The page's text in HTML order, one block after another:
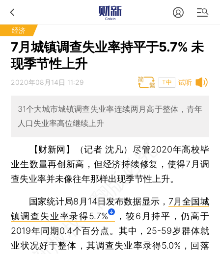
经济
7月城镇调查失业率持平于5.7% 未
现季节性上升
试听
2020年08月14日 11:29 T中
31个大城市城镇调查失业率连续两月高于整体，青年
人口失业率高位继续上升
【财新网】（记者 沈凡） 尽管2020年高校毕
业生数量再创新高，但经济持续修复，使得7月调
查失业率并未像往年那样出现季节性上升。
国家统计局8月14日发布数据显示， 7月全国城
镇调查失业率录得5.7%
，较6月持平，仍高于
2019年同期0.4个百分点。其中，25-59岁群体就
业状况好于整体，其调查失业率录得5.0%，回落